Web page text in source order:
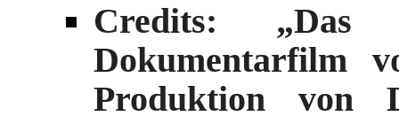
Credits: „Das
Dokumentarfilm
Produktion von